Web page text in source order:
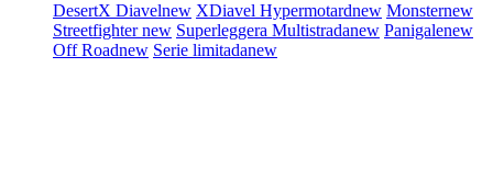
DesertX Diavelnew XDiavel Hypermotardnew Monsternew
Streetfighternew Superleggera Multistradanew Panigalenew
Off Roadnew Serie limitadanew